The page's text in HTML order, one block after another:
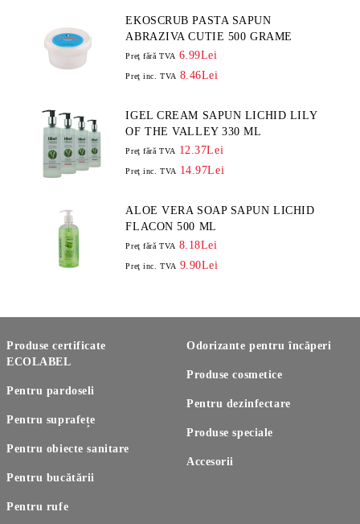
EKOSCRUB PASTA SAPUN
ABRAZIVA CUTIE 500 GRAME
Preţ fără TVA 6.99Lei
Preţ inc. TVA 8.46Lei
IGEL CREAM SAPUN LICHID LILY
OF THE VALLEY 330 ML
Preţ fără TVA 12.37Lei
Preţ inc. TVA 14.97Lei
ALOE VERA SOAP SAPUN LICHID
FLACON 500 ML
Preţ fără TVA 8.18Lei
Preţ inc. TVA 9.90Lei
Produse certificate
ECOLABEL
Pentru pardoseli
Pentru suprafețe
Pentru obiecte sanitare
Pentru bucătării
Pentru rufe
Odorizante pentru încăperi
Produse cosmetice
Pentru dezinfectare
Produse speciale
Accesorii